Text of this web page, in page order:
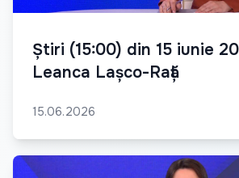
Știri (15:00) din 15 iunie
Leanca Lașco-Rață
15.06.2026